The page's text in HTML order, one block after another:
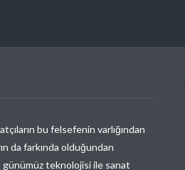
bu felsefenin varlığından
da farkında olduğundan
teknolojisi ile sanat